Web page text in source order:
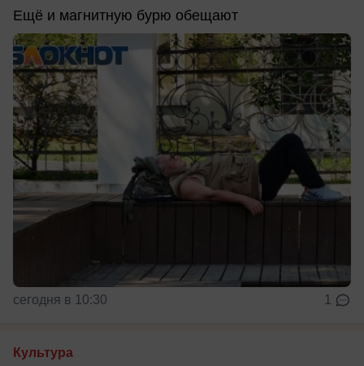
Ещё и магнитную бурю обещают
сегодня в 10:30 1
Культура